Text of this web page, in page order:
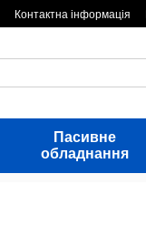
Контактна інформація
Пасивне
обладнання